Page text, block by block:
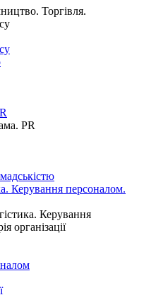
Торгівля.
PR
Керування персоналом.
Керування
організації